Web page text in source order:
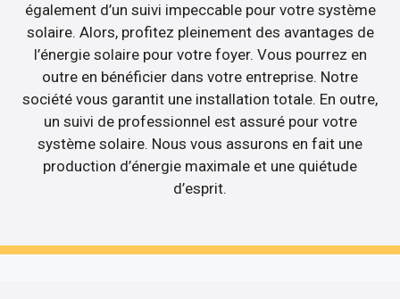
également d’un suivi impeccable pour votre système
solaire. Alors, profitez pleinement des avantages de
l’énergie solaire pour votre foyer. Vous pourrez en
outre en bénéficier dans votre entreprise. Notre
société vous garantit une installation totale. En outre,
un suivi de professionnel est assuré pour votre
système solaire. Nous vous assurons en fait une
production d’énergie maximale et une quiétude
d’esprit.